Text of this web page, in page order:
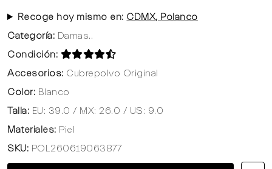
Recoge hoy mismo en: CDMX, Polanco
Categoría: Damas..
Condición:
Accesorios: Cubrepolvo Original
Color: Blanco
Talla: EU: 39.0 / MX: 26.0 / US: 9.0
Materiales: Piel
SKU: POL260619063877